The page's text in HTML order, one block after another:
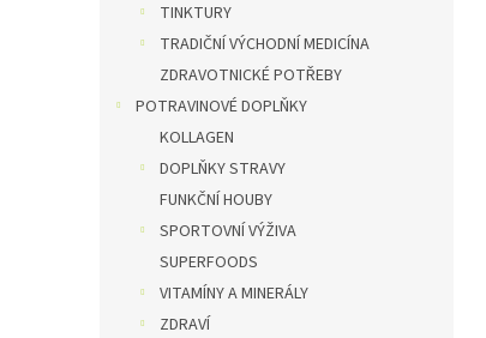
TINKTURY
TRADIČNÍ VÝCHODNÍ MEDICÍNA
ZDRAVOTNICKÉ POTŘEBY
POTRAVINOVÉ DOPLŇKY
KOLLAGEN
DOPLŇKY STRAVY
FUNKČNÍ HOUBY
SPORTOVNÍ VÝŽIVA
SUPERFOODS
VITAMÍNY A MINERÁLY
ZDRAVÍ